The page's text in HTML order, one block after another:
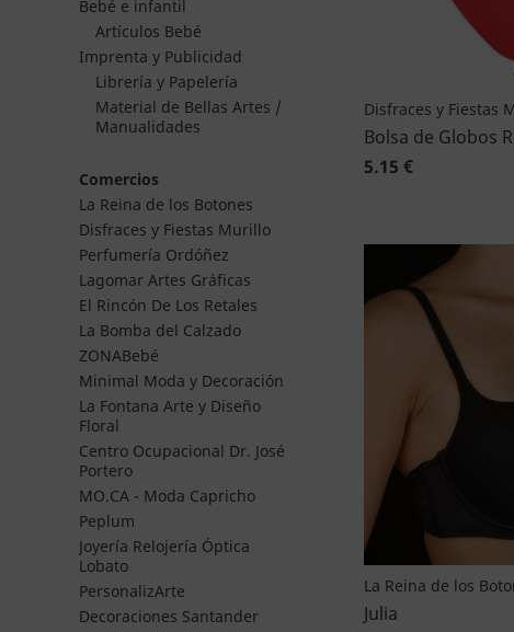
Bebé e infantil
Artículos Bebé
Imprenta y Publicidad
Librería y Papelería
Material de Bellas Artes /
Manualidades
Comercios
La Reina de los Botones
Disfraces y Fiestas Murillo
Perfumería Ordóñez
Lagomar Artes Gráficas
El Rincón De Los Retales
La Bomba del Calzado
ZONABebé
Minimal Moda y Decoración
La Fontana Arte y Diseño
Floral
Centro Ocupacional Dr. José
Portero
MO.CA - Moda Capricho
Peplum
Joyería Relojería Óptica
Lobato
PersonalizArte
Decoraciones Santander
Disfraces y Fiestas
Bolsa de Globos
5.15 €
La Reina de los
Julia